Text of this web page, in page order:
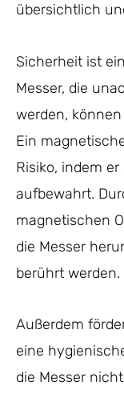
übersichtlich
Sicherheit ist
Messer, die
werden,
Ein
Risiko, indem
aufbewahrt.
magnetischen
die Messer
berührt werden.
Außerdem
eine
die Messer